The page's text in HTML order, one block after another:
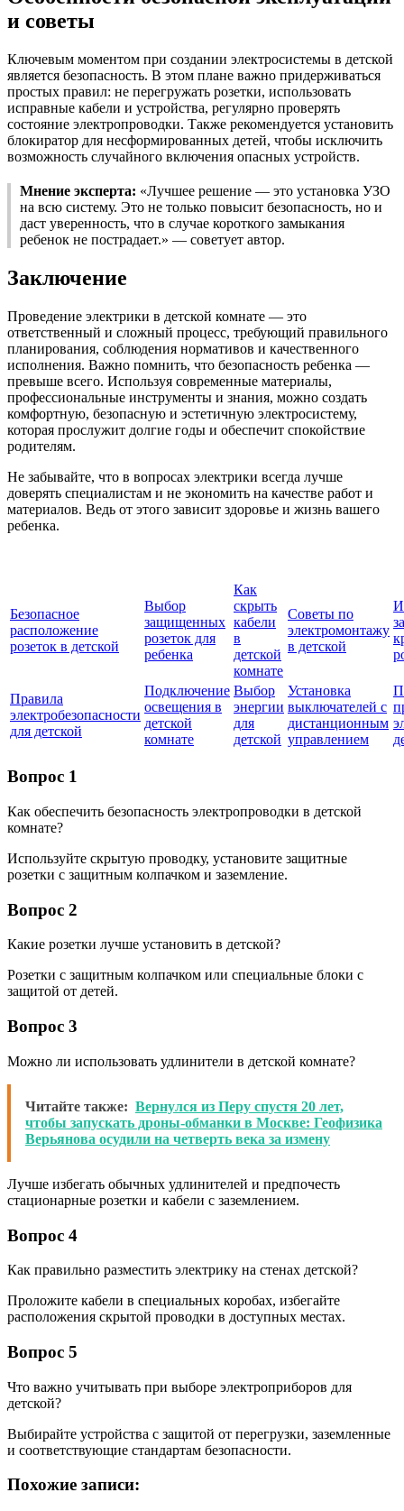
и советы
Ключевым моментом при создании электросистемы в детской
является безопасность. В этом плане важно придерживаться
простых правил: не перегружать розетки, использовать
исправные кабели и устройства, регулярно проверять
состояние электропроводки. Также рекомендуется установить
блокиратор для несформированных детей, чтобы исключить
возможность случайного включения опасных устройств.
Мнение эксперта: «Лучшее решение — это установка УЗО
на всю систему. Это не только повысит безопасность, но и
даст уверенность, что в случае короткого замыкания
ребенок не пострадает.» — советует автор.
Заключение
Проведение электрики в детской комнате — это
ответственный и сложный процесс, требующий правильного
планирования, соблюдения нормативов и качественного
исполнения. Важно помнить, что безопасность ребенка —
превыше всего. Используя современные материалы,
профессиональные инструменты и знания, можно создать
комфортную, безопасную и эстетичную электросистему,
которая прослужит долгие годы и обеспечит спокойствие
родителям.
Не забывайте, что в вопросах электрики всегда лучше
доверять специалистам и не экономить на качестве работ и
материалов. Ведь от этого зависит здоровье и жизнь вашего
ребенка.
Безопасное
расположение
розеток в детской
Выбор
защищенных
розеток для
ребенка
Как
скрыть
кабели
в
детской
комнате
Советы по
электромонтажу
в детской
Правила
электробезопасности
для детской
Подключение
освещения в
детской
комнате
Выбор
энергии
для
детской
Установка
выключателей с
дистанционным
управлением
Вопрос 1
Как обеспечить безопасность электропроводки в детской
комнате?
Используйте скрытую проводку, установите защитные
розетки с защитным колпачком и заземление.
Вопрос 2
Какие розетки лучше установить в детской?
Розетки с защитным колпачком или специальные блоки с
защитой от детей.
Вопрос 3
Можно ли использовать удлинители в детской комнате?
Читайте также: Вернулся из Перу спустя 20 лет,
чтобы запускать дроны-обманки в Москве: Геофизика
Верьянова осудили на четверть века за измену
Лучше избегать обычных удлинителей и предпочесть
стационарные розетки и кабели с заземлением.
Вопрос 4
Как правильно разместить электрику на стенах детской?
Проложите кабели в специальных коробах, избегайте
расположения скрытой проводки в доступных местах.
Вопрос 5
Что важно учитывать при выборе электроприборов для
детской?
Выбирайте устройства с защитой от перегрузки, заземленные
и соответствующие стандартам безопасности.
Похожие записи: